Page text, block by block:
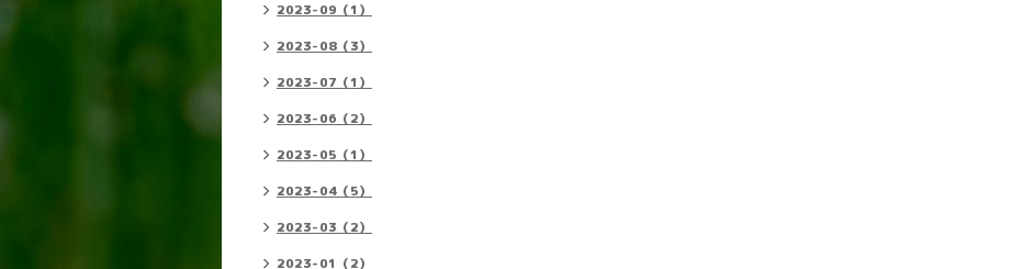
2023-09（1）
2023-08（3）
2023-07（1）
2023-06（2）
2023-05（1）
2023-04（5）
2023-03（2）
2023-01（2）